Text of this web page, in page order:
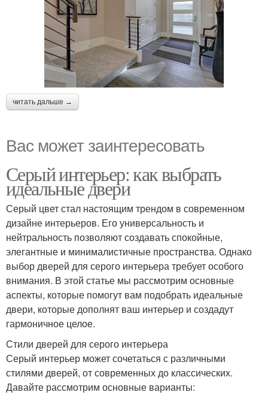
читать дальше →
Вас может заинтересовать
Серый интерьер: как выбрать
идеальные двери
Серый цвет стал настоящим трендом в современном
дизайне интерьеров. Его универсальность и
нейтральность позволяют создавать спокойные,
элегантные и минималистичные пространства. Однако
выбор дверей для серого интерьера требует особого
внимания. В этой статье мы рассмотрим основные
аспекты, которые помогут вам подобрать идеальные
двери, которые дополнят ваш интерьер и создадут
гармоничное целое.
Стили дверей для серого интерьера
Серый интерьер может сочетаться с различными
стилями дверей, от современных до классических.
Давайте рассмотрим основные варианты: